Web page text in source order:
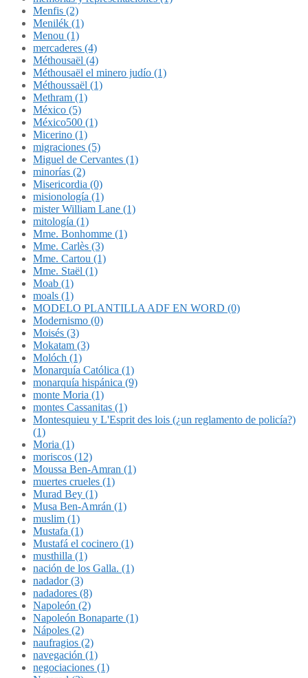
Menfis (2)
Menilék (1)
Menou (1)
mercaderes (4)
Méthousaël (4)
Méthousaël el minero judío (1)
Méthoussaël (1)
Methram (1)
México (5)
México500 (1)
Micerino (1)
migraciones (5)
Miguel de Cervantes (1)
minorías (2)
Misericordia (0)
misionología (1)
mister William Lane (1)
mitología (1)
Mme. Bonhomme (1)
Mme. Carlès (3)
Mme. Cartou (1)
Mme. Staël (1)
Moab (1)
moals (1)
MODELO PLANTILLA ADF EN WORD (0)
Modernismo (0)
Moisés (3)
Mokatam (3)
Molóch (1)
Monarquía Católica (1)
monarquía hispánica (9)
monte Moria (1)
montes Cassanitas (1)
Montesquieu y L'Esprit des lois (¿un reglamento de policía?)
(1)
Moria (1)
moriscos (12)
Moussa Ben-Amran (1)
muertes crueles (1)
Murad Bey (1)
Musa Ben-Amrán (1)
muslim (1)
Mustafa (1)
Mustafá el cocinero (1)
musthilla (1)
nación de los Galla. (1)
nadador (3)
nadadores (8)
Napoleón (2)
Napoleón Bonaparte (1)
Nápoles (2)
naufragios (2)
navegación (1)
negociaciones (1)